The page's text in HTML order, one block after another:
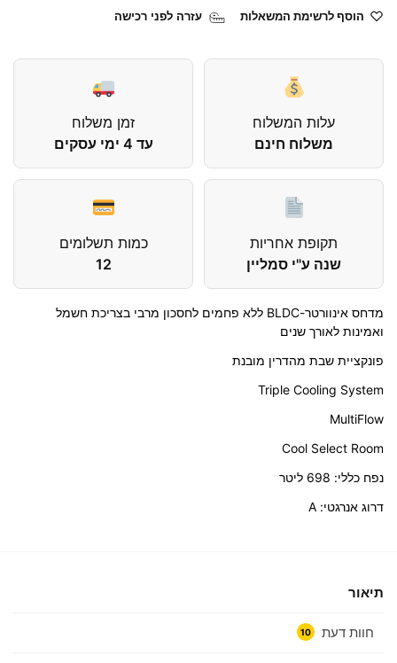
הוסף לרשימת המשאלות עזרה לפני רכישה
עלות המשלוח
משלוח חינם
זמן משלוח
עד 4 ימי עסקים
תקופת אחריות
שנה ע"י סמליין
כמות תשלומים
12
מדחס אינוורטר-BLDC ללא פחמים לחסכון מרבי בצריכת חשמל
ואמינות לאורך שנים
פונקציית שבת מהדרין מובנת
Triple Cooling System
MultiFlow
Cool Select Room
נפח כללי: 698 ליטר
דרוג אנרגטי: A
תיאור
חוות דעת 10